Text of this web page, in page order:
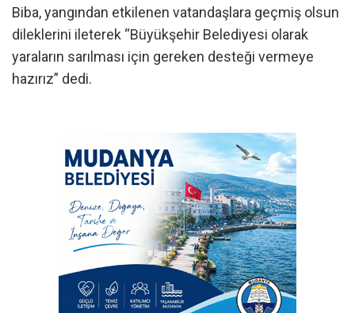
Biba, yangından etkilenen vatandaşlara geçmiş olsun
dileklerini ileterek “Büyükşehir Belediyesi olarak
yaraların sarılması için gereken desteği vermeye
hazırız” dedi.